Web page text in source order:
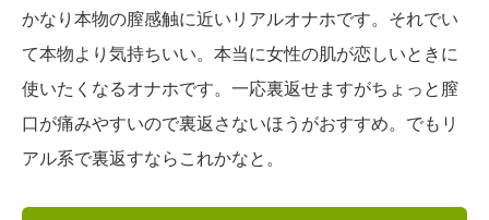
かなり本物の膣感触に近いリアルオナホです。それでい
て本物より気持ちいい。本当に女性の肌が恋しいときに
使いたくなるオナホです。一応裏返せますがちょっと膣
口が痛みやすいので裏返さないほうがおすすめ。でもリ
アル系で裏返すならこれかなと。